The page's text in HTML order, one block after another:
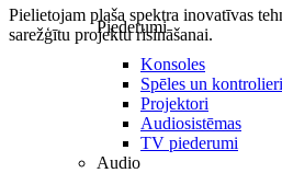
Piederumi
Konsoles
Spēles un kontrolieri
Projektori
Audiosistēmas
TV piederumi
Audio
Pielietojam plaša spektra inovatīvas
sarežģītu projektu risināšanai.